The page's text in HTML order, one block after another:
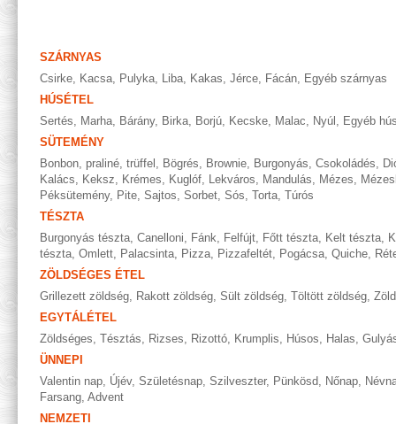
SZÁRNYAS
Csirke, Kacsa, Pulyka, Liba, Kakas, Jérce, Fácán, Egyéb szárnyas
HÚSÉTEL
Sertés, Marha, Bárány, Birka, Borjú, Kecske, Malac, Nyúl , Egyéb
SÜTEMÉNY
Bonbon, praliné, trüffel , Bögrés, Brownie, Burgonyás, Csokoládés,
Kalács, Keksz, Krémes, Kuglóf, Lekváros, Mandulás, Mézes,
Péksütemény, Pite, Sajtos, Sorbet, Sós, Torta, Túrós
TÉSZTA
Burgonyás tészta, Canelloni, Fánk, Felfújt, Főtt tészta, Kelt tészta,
tészta, Omlett, Palacsinta, Pizza, Pizzafeltét, Pogácsa, Quiche,
ZÖLDSÉGES ÉTEL
Grillezett zöldség, Rakott zöldség, Sült zöldség, Töltött zöldség,
EGYTÁLÉTEL
Zöldséges, Tésztás, Rizses, Rizottó, Krumplis, Húsos, Halas,
ÜNNEPI
Valentin nap, Újév, Születésnap, Szilveszter, Pünkösd, Nőnap,
Farsang, Advent
NEMZETI